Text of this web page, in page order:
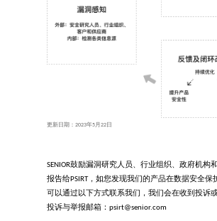
更新日期：2023年5月22日
SENIOR鼓励漏洞研究人员、行业组织、政府机构
报告给PSIRT，如您发现我们的产品在数据安全保
可以通过以下方式联系我们，我们会在收到投诉
投诉与举报邮箱：psirt@senior.com